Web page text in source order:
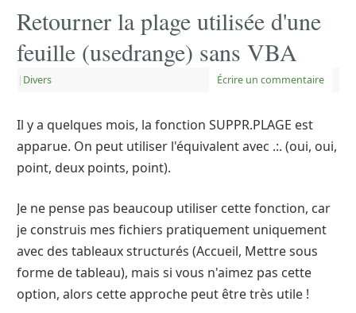
Retourner la plage utilisée d'une
feuille (usedrange) sans VBA
| Divers Écrire un commentaire
Il y a quelques mois, la fonction SUPPR.PLAGE est
apparue. On peut utiliser l'équivalent avec .:. (oui, oui,
point, deux points, point).
Je ne pense pas beaucoup utiliser cette fonction, car
je construis mes fichiers pratiquement uniquement
avec des tableaux structurés (Accueil, Mettre sous
forme de tableau), mais si vous n'aimez pas cette
option, alors cette approche peut être très utile !